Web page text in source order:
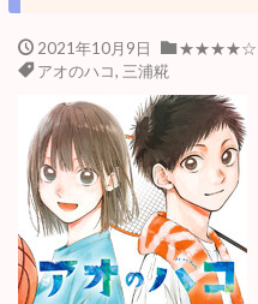
2021年10月9日 ★★★★☆
アオのハコ, 三浦糀